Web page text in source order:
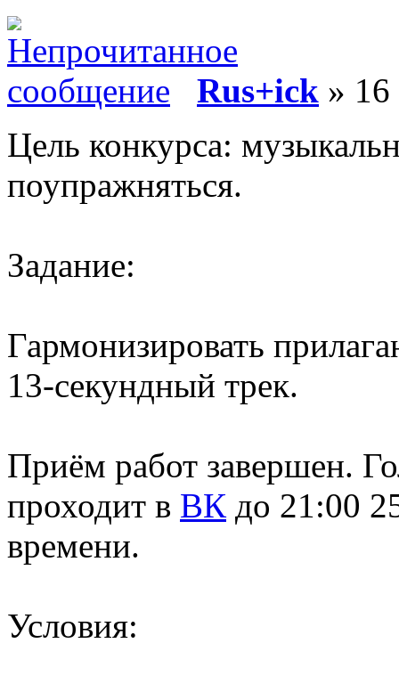
Rus+ick »
Цель конкурса:
поупражняться.
Задание:
Гармонизировать
13-секундный трек.
Приём работ завершен.
проходит в ВК до 21:00
времени.
Условия: